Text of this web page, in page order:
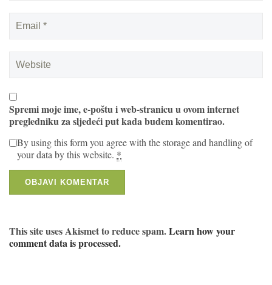
Spremi moje ime, e-poštu i web-stranicu u ovom internet
pregledniku za sljedeći put kada budem komentirao.
By using this form you agree with the storage and handling of
your data by this website. *
This site uses Akismet to reduce spam.Learn how your
comment data is processed.